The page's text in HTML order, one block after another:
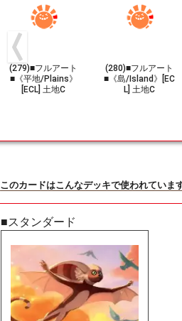
(279)■フルアート
■《平地/Plains》
[ECL] 土地C
(280)■フルアート
■《島/Island》[EC
L] 土地C
このカードはこんなデッキで使われていま
■スタンダード